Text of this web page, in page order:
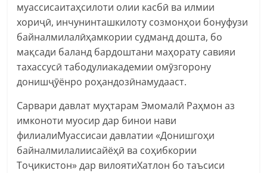
муассисаитаҳсилоти олии касбӣ ва илмии
хориҷӣ, инчунинташкилоту созмонҳои бонуфузи
байналмилалӣҳамкории судманд дошта, бо
мақсади баланд бардоштани маҳорату савияи
тахассусӣ табодулиакадемии омӯзгорону
донишҷӯёнро роҳандозӣнамудааст.
Сарвари давлат муҳтарам Эмомалӣ Раҳмон аз
имконоти муосир дар бинои нави
филиалиМуассисаи давлатии «Донишгоҳи
байналмилалиисайёҳӣ ва соҳибкории
Тоҷикистон» дар вилоятиХатлон бо таъсиси